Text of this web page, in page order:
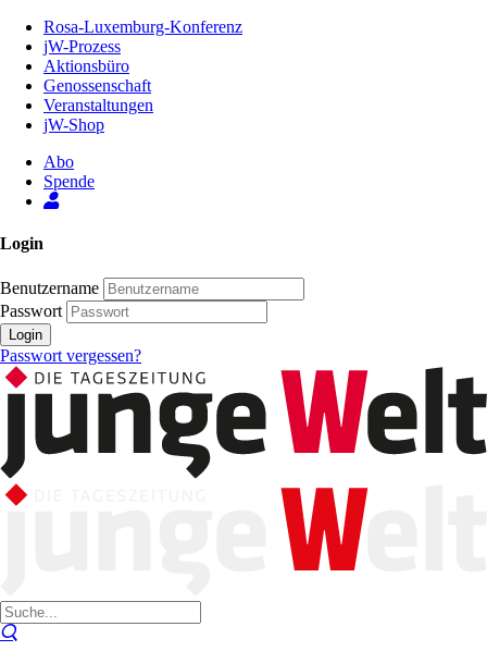
Inhalt
Seite
Rosa-Luxemburg-Konferenz
jW-Prozess
Aktionsbüro
Genossenschaft
Veranstaltungen
jW-Shop
Abo
Spende
Login
Benutzername
Passwort
Login
Passwort vergessen?